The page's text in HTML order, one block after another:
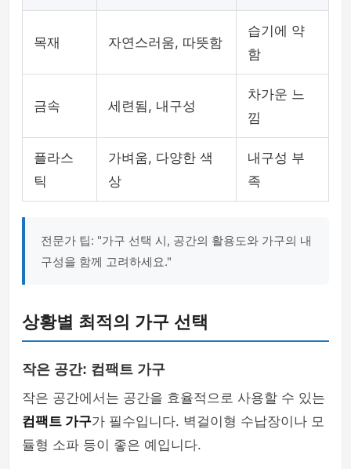
목재 자연스러움, 따뜻함
습기에 약
함
금속 세련됨, 내구성
차가운 느
낌
플라스
틱
가벼움, 다양한 색
상
내구성 부
족
전문가 팁: "가구 선택 시, 공간의 활용도와 가구의 내
구성을 함께 고려하세요."
상황별 최적의 가구 선택
작은 공간: 컴팩트 가구
작은 공간에서는 공간을 효율적으로 사용할 수 있는
컴팩트 가구가 필수입니다. 벽걸이형 수납장이나 모
듈형 소파 등이 좋은 예입니다.